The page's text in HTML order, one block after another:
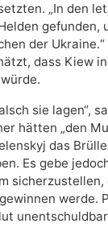
„In den
gefunden,
der
dass Kiew
sie lagen“,
hätten „den
das
Es gebe
sicherzustellen,
werde.